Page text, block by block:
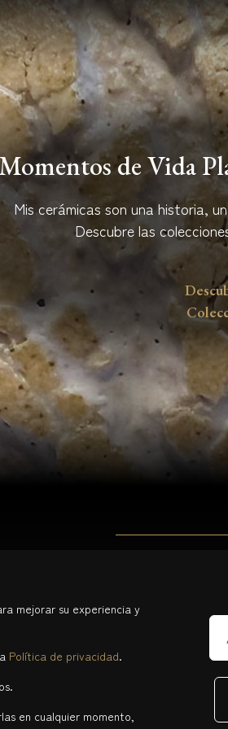
de Vida
Mis cerámicas son una historia,
Descubre las
¿Sueñas con una obra en
específica en mente?
contigo para crear una
valoro mucho, y estoy aquí
mejorar su experiencia y
Política de privacidad.
en cualquier momento,